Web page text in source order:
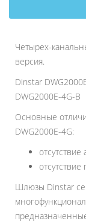
Четырех-
версия.
Dinstar
DWG2000E-4G-B
Основные
DWG2000E-4G:
Шлюзы Dinstar